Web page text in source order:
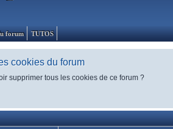
forum TUTOS
cookies du forum
supprimer tous les cookies de ce forum ?